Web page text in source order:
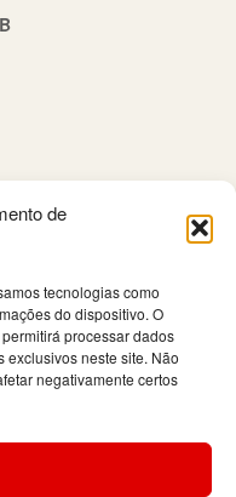
de
tecnologias como
do dispositivo. O
processar dados
exclusivos neste site. Não
negativamente certos